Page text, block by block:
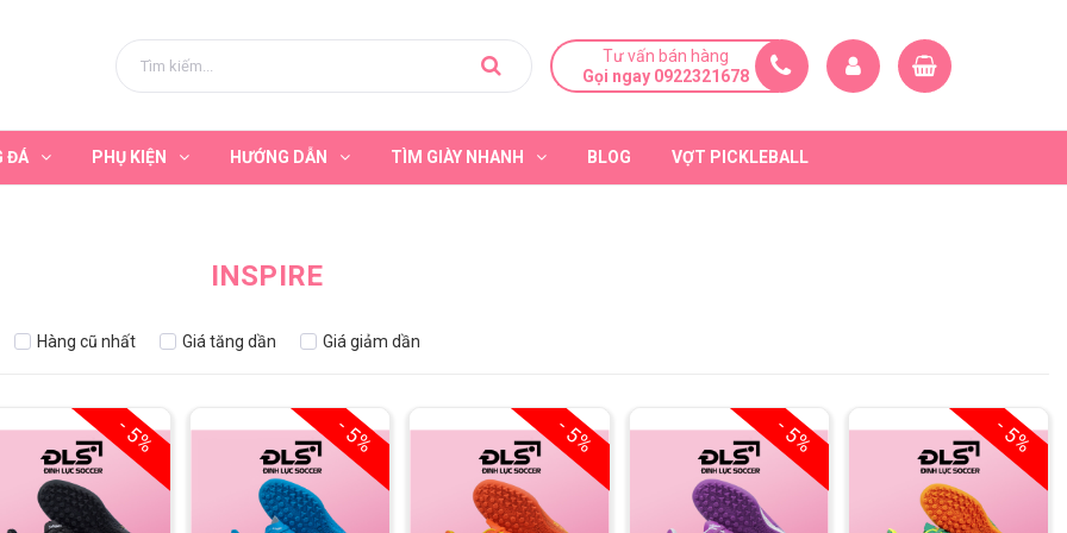
Tư vấn bán hàng
Gọi ngay 0922321678
ĐÁ PHỤ KIỆN HƯỚNG DẪN TÌM GIÀY NHANH BLOG VỢT PICKLEBALL
INSPIRE
Hàng cũ nhất Giá tăng dần Giá giảm dần
- 5% - 5% - 5% - 5% - 5%